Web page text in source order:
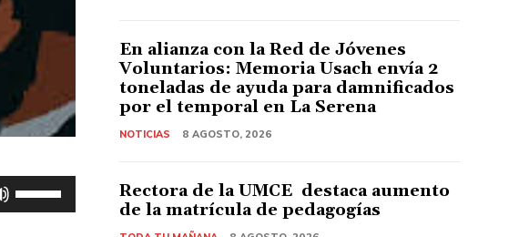
U
t
En alianza con la Red de Jóvenes
Voluntarios: Memoria Usach envía 2
toneladas de ayuda para damnificados
por el temporal en La Serena
NOTICIAS 8 AGOSTO, 2026
Rectora de la UMCE destaca aumento
de la matrícula de pedagogías